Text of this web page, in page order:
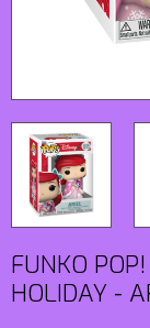
FUNKO
HOLIDAY -